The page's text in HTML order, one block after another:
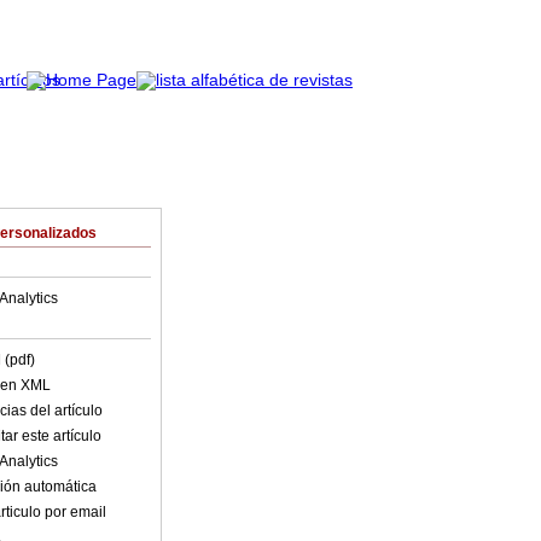
(pdf)
XML
del artículo
este artículo
automática
por email